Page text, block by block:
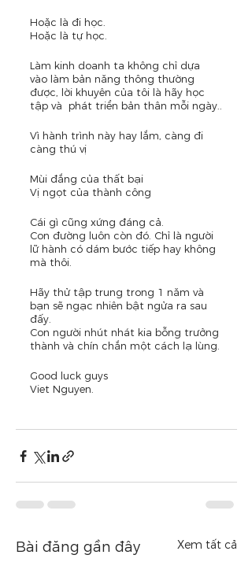
Hoặc là đi học.
Hoặc là tự học.
Làm kinh doanh ta không chỉ dựa
vào làm bản năng thông thường
được, lời khuyên của tôi là hãy học
tập và  phát triển bản thân mỗi ngày..
Vì hành trình này hay lắm, càng đi
càng thú vị
Mùi đắng của thất bại
Vị ngọt của thành công
Cái gì cũng xứng đáng cả.
Con đường luôn còn đó. Chỉ là người
lữ hành có dám bước tiếp hay không
mà thôi.
Hãy thử tập trung trong 1 năm và
bạn sẽ ngạc nhiên bật ngửa ra sau
đấy.
Con người nhút nhát kia bỗng trưởng
thành và chín chắn một cách lạ lùng.
Good luck guys
Viet Nguyen.
Bài đăng gần đây Xem tất cả